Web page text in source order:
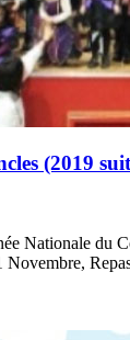
(2019
Nationale du